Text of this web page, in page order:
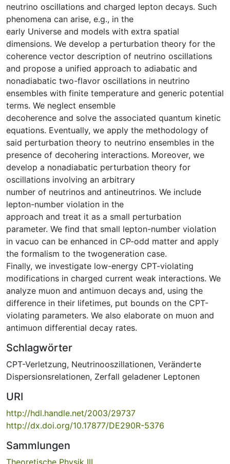
neutrino oscillations and charged lepton decays. Such
phenomena can arise, e.g., in the
early Universe and models with extra spatial
dimensions. We develop a perturbation theory for the
coherence vector description of neutrino oscillations
and propose a unified approach to adiabatic and
nonadiabatic two-flavor oscillations in neutrino
ensembles with finite temperature and generic potential
terms. We neglect ensemble
decoherence and solve the associated quantum kinetic
equations. Eventually, we apply the methodology of
said perturbation theory to neutrino ensembles in the
presence of decohering interactions. Moreover, we
develop a nonadiabatic perturbation theory for
oscillations involving an arbitrary
number of neutrinos and antineutrinos. We include
lepton-number violation in the
approach and treat it as a small perturbation
parameter. We find that small lepton-number violation
in vacuo can be enhanced in CP-odd matter and apply
the formalism to the twogeneration case.
Finally, we investigate low-energy CPT-violating
modifications in charged current weak interactions. We
analyze muon and antimuon decays and, using the
difference in their lifetimes, put bounds on the CPT-
violating parameters. We also elaborate on muon and
antimuon differential decay rates.
Schlagwörter
CPT-Verletzung, Neutrinooszillationen, Veränderte
Dispersionsrelationen, Zerfall geladener Leptonen
URI
http://hdl.handle.net/2003/29737
http://dx.doi.org/10.17877/DE290R-5376
Sammlungen
Theoretische Physik III